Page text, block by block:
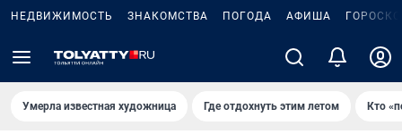
НЕДВИЖИМОСТЬ ЗНАКОМСТВА ПОГОДА АФИША
Умерла известная художница Где отдохнуть этим летом Кто